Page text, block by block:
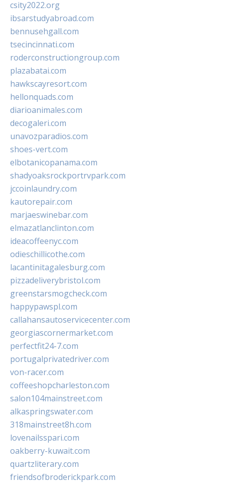
csity2022.org
ibsarstudyabroad.com
bennusehgall.com
tsecincinnati.com
roderconstructiongroup.com
plazabatai.com
hawkscayresort.com
hellonquads.com
diarioanimales.com
decogaleri.com
unavozparadios.com
shoes-vert.com
elbotanicopanama.com
shadyoaksrockportrvpark.com
jccoinlaundry.com
kautorepair.com
marjaeswinebar.com
elmazatlanclinton.com
ideacoffeenyc.com
odieschillicothe.com
lacantinitagalesburg.com
pizzadeliverybristol.com
greenstarsmogcheck.com
happypawspl.com
callahansautoservicecenter.com
georgiascornermarket.com
perfectfit24-7.com
portugalprivatedriver.com
von-racer.com
coffeeshopcharleston.com
salon104mainstreet.com
alkaspringswater.com
318mainstreet8h.com
lovenailsspari.com
oakberry-kuwait.com
quartzliterary.com
friendsofbroderickpark.com